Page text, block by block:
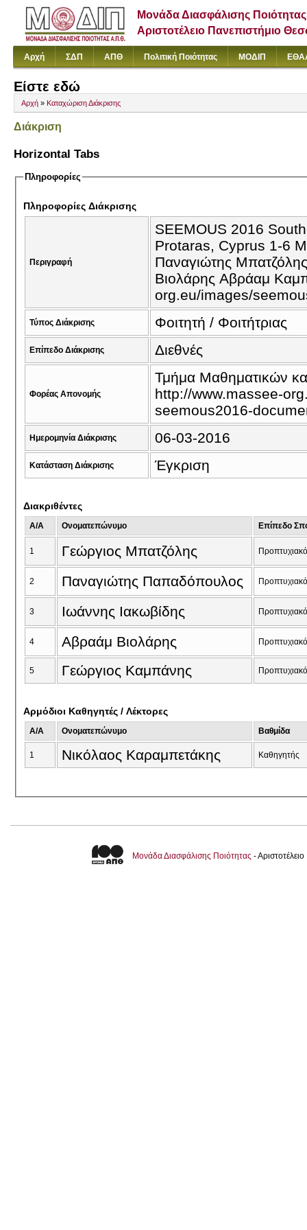
Μονάδα Διασφάλισης Ποιότητας
Αριστοτέλειο Πανεπιστήμιο
Αρχή ΣΔΠ ΑΠΘ Πολιτική Ποιότητας ΜΟΔΙΠ
Είστε εδώ
Αρχή » Καταχώριση Διάκρισης
Διάκριση
Horizontal Tabs
Πληροφορίες
Πληροφορίες Διάκρισης
Περιγραφή
SEEMOUS 2016 South Eastern
Protaras, Cyprus 1-6 March 2016 Ασημένια μετάλλια Παπαδόπουλος
Παναγιώτης Μπατζόλης
Βιολάρης Αβράαμ Καμπάνης
org.eu/images/
Τύπος Διάκρισης Φοιτητή / Φοιτήτριας
Επίπεδο Διάκρισης Διεθνές
Φορέας Απονομής
Τμήμα Μαθηματικών
http://www.massee-
seemous2016-
Ημερομηνία Διάκρισης 06-03-2016
Κατάσταση Διάκρισης Έγκριση
Διακριθέντες
A/A Ονοματεπώνυμο Επίπεδο
1 Γεώργιος Μπατζόλης
2 Παναγιώτης Παπαδόπουλος
3 Ιωάννης Ιακωβίδης
4 Αβραάμ Βιολάρης
5 Γεώργιος Καμπάνης
Αρμόδιοι Καθηγητές / Λέκτορες
A/A Ονοματεπώνυμο Βαθμίδα
1 Νικόλαος Καραμπετάκης Καθηγητής
Μονάδα Διασφάλισης Ποιότητας -